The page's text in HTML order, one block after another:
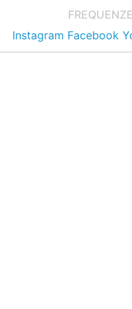
FREQUENZE
Instagram Facebook